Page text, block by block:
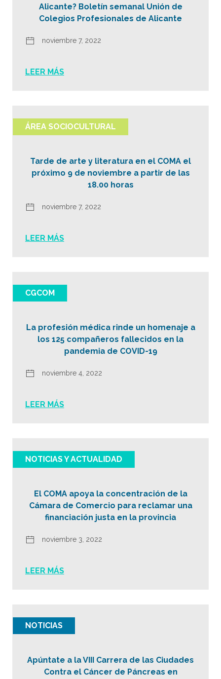
Alicante? Boletín semanal Unión de
Colegios Profesionales de Alicante
noviembre 7, 2022
LEER MÁS
ÁREA SOCIOCULTURAL
Tarde de arte y literatura en el COMA el
próximo 9 de noviembre a partir de las
18.00 horas
noviembre 7, 2022
LEER MÁS
CGCOM
La profesión médica rinde un homenaje a
los 125 compañeros fallecidos en la
pandemia de COVID-19
noviembre 4, 2022
LEER MÁS
NOTICIAS Y ACTUALIDAD
El COMA apoya la concentración de la
Cámara de Comercio para reclamar una
financiación justa en la provincia
noviembre 3, 2022
LEER MÁS
NOTICIAS
Apúntate a la VIII Carrera de las Ciudades
Contra el Cáncer de Páncreas en